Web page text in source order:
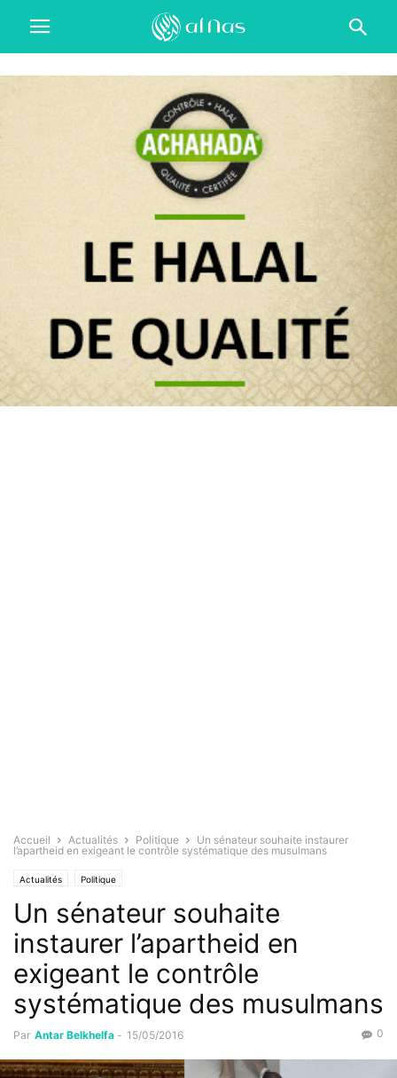
Accueil Actualités Politique
Un sénateur souhaite instaurer
l’apartheid en exigeant le contrôle systématique des musulmans
Actualités Politique
Un sénateur souhaite
instaurer l’apartheid en
exigeant le contrôle
systématique des musulmans
Par Antar Belkhelfa - 15/05/2016 0